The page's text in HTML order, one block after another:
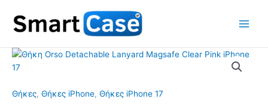
content
Θήκες, Θήκες iPhone, Θήκες iPhone 17